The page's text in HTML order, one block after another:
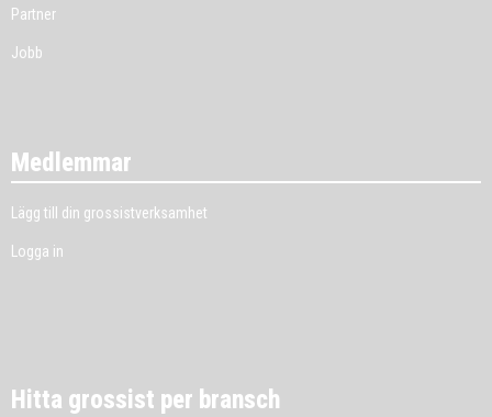
Partner
Jobb
Medlemmar
Lägg till din grossistverksamhet
Logga in
Hitta grossist per bransch